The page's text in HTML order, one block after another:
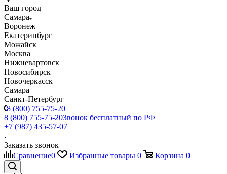
Ваш город
Самара
Воронеж
Екатеринбург
Можайск
Москва
Нижневартовск
Новосибирск
Новочеркасск
Самара
Санкт-Петербург
8 (800) 755-75-20
8 (800) 755-75-20Звонок бесплатный по РФ
+7 (987) 435-57-07
Заказать звонок
Сравнение0 Избранные товары 0 Корзина 0